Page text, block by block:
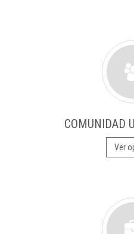
COMUNIDAD
Ver